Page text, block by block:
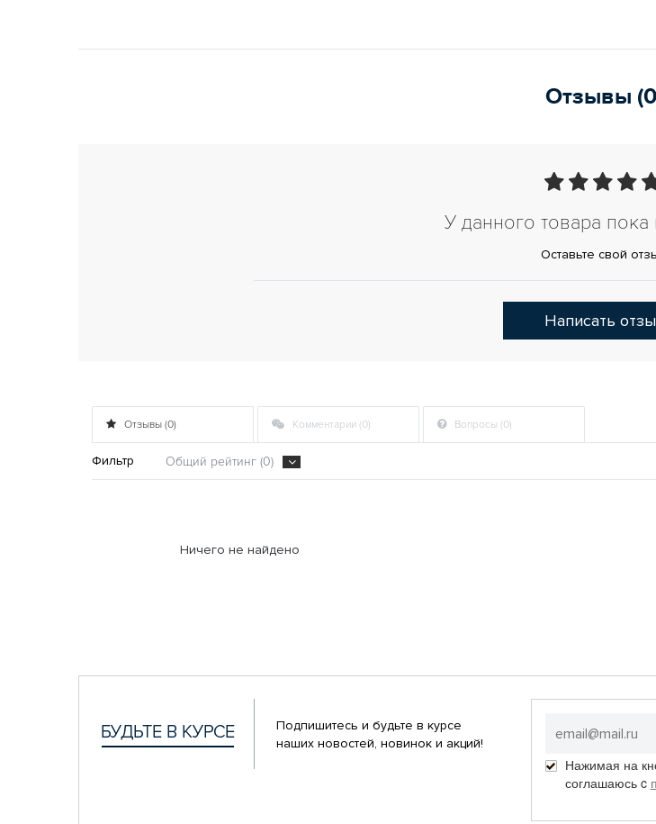
Отзывы
У данного товара пока
Оставьте свой
Написать
Отзывы (0) Комментарии (0) Вопросы (0)
Фильтр Общий рейтинг (0)
Ничего не найдено
Подпишитесь и будьте в курсе
наших новостей, новинок и акций!
Нажимая на
соглашаюсь c